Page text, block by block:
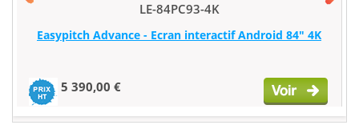
LE-84PC93-4K
Easypitch Advance - Ecran interactif Android 84" 4K
5 390,00 €